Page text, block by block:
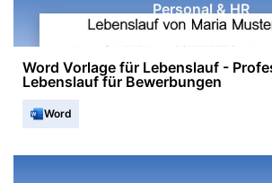
Personal & HR
Word Vorlage für Lebenslauf -
Lebenslauf für Bewerbungen
Word